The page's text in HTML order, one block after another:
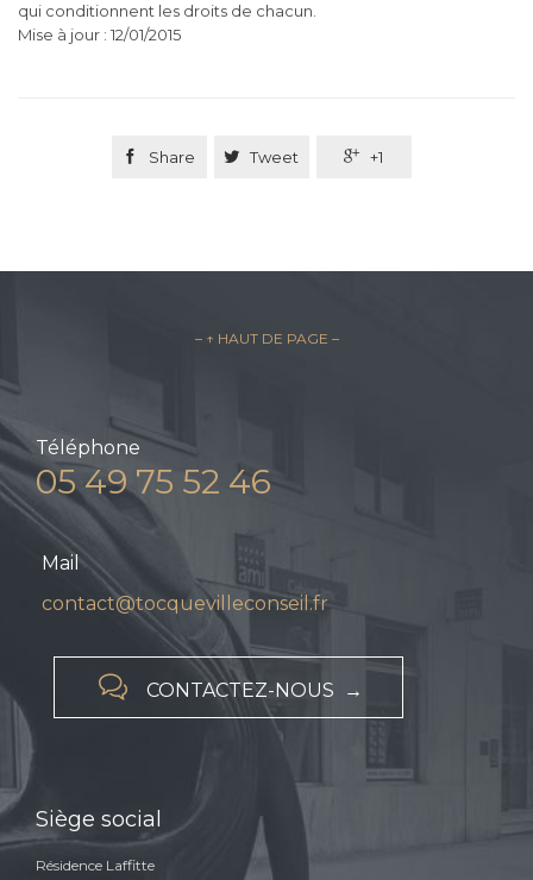
qui conditionnent les droits de chacun.
Mise à jour : 12/01/2015
 Share  Tweet  +1
– ↑ HAUT DE PAGE –
Téléphone
05 49 75 52 46
Mail
contact@tocquevilleconseil.fr
 CONTACTEZ-NOUS →
Siège social
Résidence Laffitte